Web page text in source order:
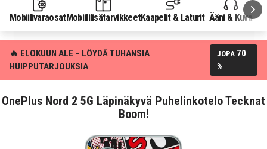
MobiilivaraosatMobiililisätarvikkeetKaapelit & Laturit Ääni & Kuva
🔥 ELOKUUN ALE – LÖYDÄ TUHANSIA
HUIPPUTARJOUKSIA
JOPA 70
%
OnePlus Nord 2 5G Läpinäkyvä Puhelinkotelo Tecknat
Boom!